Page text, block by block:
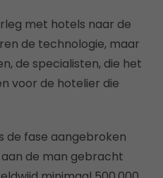
met hotels naar de
de technologie, maar
de specialisten, die het
voor de hotelier die
de fase aangebroken
de man gebracht